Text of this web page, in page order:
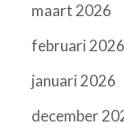
maart 2026
februari 2026
januari 2026
december